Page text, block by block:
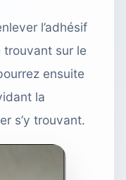
l’adhésif
sur le
ensuite
la
s’y trouvant.